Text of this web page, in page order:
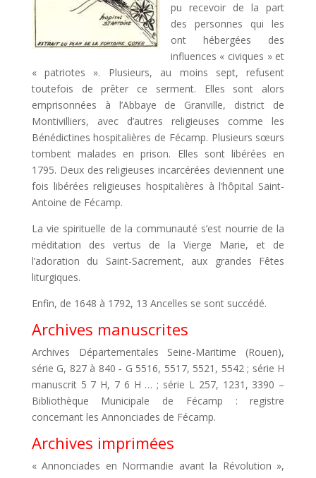
pu recevoir de la part
des personnes qui les
ont hébergées des
influences « civiques » et
« patriotes ». Plusieurs, au moins sept, refusent
toutefois de prêter ce serment. Elles sont alors
emprisonnées à l’Abbaye de Granville, district de
Montivilliers, avec d’autres religieuses comme les
Bénédictines hospitalières de Fécamp. Plusieurs sœurs
tombent malades en prison. Elles sont libérées en
1795. Deux des religieuses incarcérées deviennent une
fois libérées religieuses hospitalières à l’hôpital Saint-
Antoine de Fécamp.
La vie spirituelle de la communauté s’est nourrie de la
méditation des vertus de la Vierge Marie, et de
l’adoration du Saint-Sacrement, aux grandes Fêtes
liturgiques.
Enfin, de 1648 à 1792, 13 Ancelles se sont succédé.
Archives manuscrites
Archives Départementales Seine-Maritime (Rouen),
série G, 827 à 840 ‑ G 5516, 5517, 5521, 5542 ; série H
manuscrit 5 7 H, 7 6 H … ; série L 257, 1231, 3390 –
Bibliothèque Municipale de Fécamp : registre
concernant les Annonciades de Fécamp.
Archives imprimées
« Annonciades en Normandie avant la Révolution »,